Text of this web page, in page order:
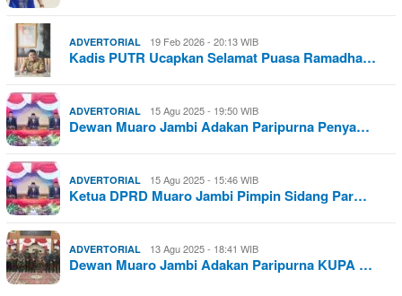
ADVERTORIAL 19 Feb 2026 - 20:13 WIB
Kadis PUTR Ucapkan Selamat Puasa Ramadha…
ADVERTORIAL 15 Agu 2025 - 19:50 WIB
Dewan Muaro Jambi Adakan Paripurna Penya…
ADVERTORIAL 15 Agu 2025 - 15:46 WIB
Ketua DPRD Muaro Jambi Pimpin Sidang Par…
ADVERTORIAL 13 Agu 2025 - 18:41 WIB
Dewan Muaro Jambi Adakan Paripurna KUPA …